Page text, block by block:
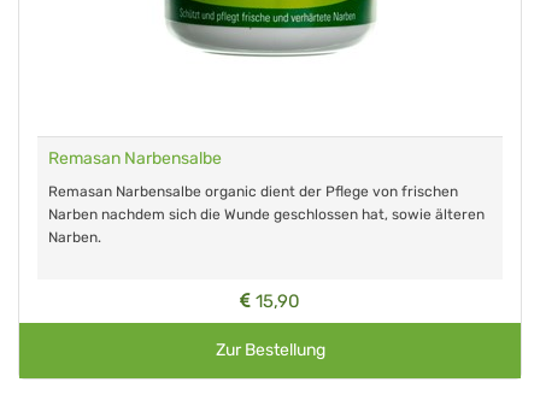
Remasan Narbensalbe
Remasan Narbensalbe organic dient der Pflege von frischen
Narben nachdem sich die Wunde geschlossen hat, sowie älteren
Narben.
15,90
Zur Bestellung